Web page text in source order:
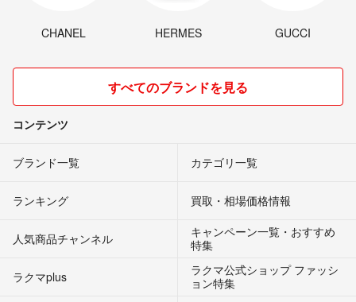
CHANEL HERMES GUCCI
すべてのブランドを見る
コンテンツ
ブランド一覧 カテゴリ一覧
ランキング 買取・相場価格情報
人気商品チャンネル
キャンペーン一覧・おすすめ
特集
ラクマplus
ラクマ公式ショップ ファッシ
ョン特集